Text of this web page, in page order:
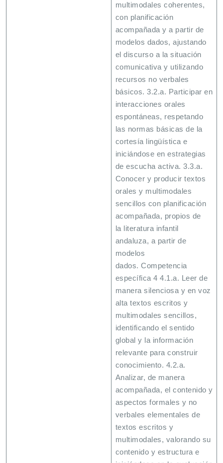
multimodales coherentes,
con planificación
acompañada y a partir de
modelos dados, ajustando
el discurso a la situación
comunicativa y utilizando
recursos no verbales
básicos. 3.2.a. Participar en
interacciones orales
espontáneas, respetando
las normas básicas de la
cortesía lingüística e
iniciándose en estrategias
de escucha activa. 3.3.a.
Conocer y producir textos
orales y multimodales
sencillos con planificación
acompañada, propios de
la literatura infantil
andaluza, a partir de
modelos
dados. Competencia
específica 4 4.1.a. Leer de
manera silenciosa y en voz
alta textos escritos y
multimodales sencillos,
identificando el sentido
global y la información
relevante para construir
conocimiento. 4.2.a.
Analizar, de manera
acompañada, el contenido y
aspectos formales y no
verbales elementales de
textos escritos y
multimodales, valorando su
contenido y estructura e